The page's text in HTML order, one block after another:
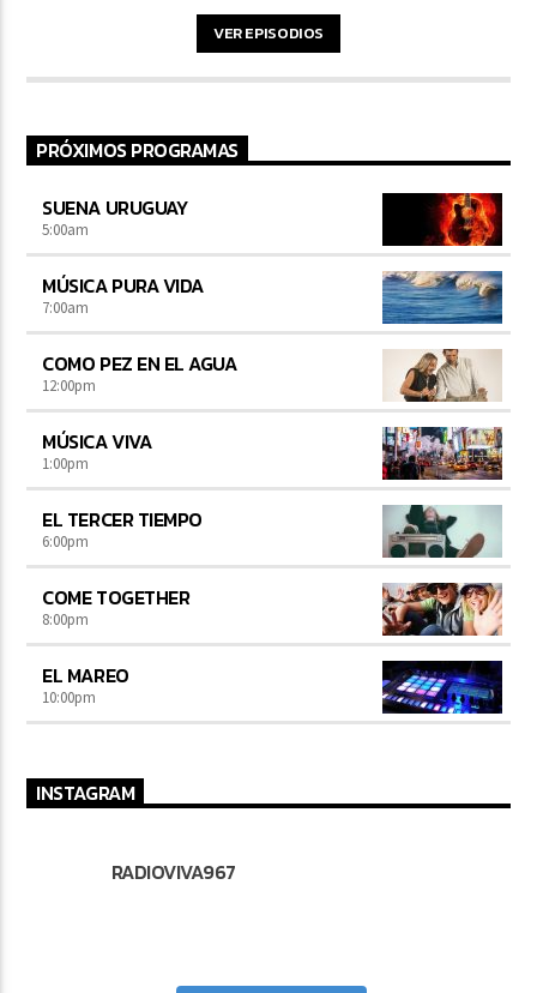
VER EPISODIOS
PRÓXIMOS PROGRAMAS
SUENA URUGUAY
5:00am
MÚSICA PURA VIDA
7:00am
COMO PEZ EN EL AGUA
12:00pm
MÚSICA VIVA
1:00pm
EL TERCER TIEMPO
6:00pm
COME TOGETHER
8:00pm
EL MAREO
10:00pm
INSTAGRAM
RADIOVIVA967